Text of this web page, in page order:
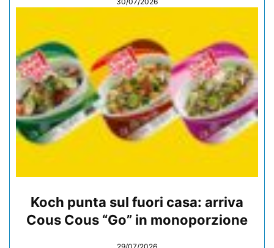
Koch punta sul fuori casa: arriva
Cous Cous “Go” in monoporzione